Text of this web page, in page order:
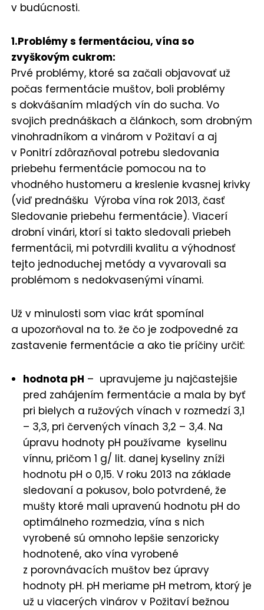
v budúcnosti.
1.Problémy s fermentáciou, vína so
zvyškovým cukrom:
Prvé problémy, ktoré sa začali objavovať už
počas fermentácie muštov, boli problémy
s dokvášaním mladých vín do sucha. Vo
svojich prednáškach a článkoch, som drobným
vinohradníkom a vinárom v Požitaví a aj
v Ponitrí zdôrazňoval potrebu sledovania
priebehu fermentácie pomocou na to
vhodného hustomeru a kreslenie kvasnej krivky
(viď prednášku Výroba vína rok 2013, časť
Sledovanie priebehu fermentácie). Viacerí
drobní vinári, ktorí si takto sledovali priebeh
fermentácii, mi potvrdili kvalitu a výhodnosť
tejto jednoduchej metódy a vyvarovali sa
problémom s nedokvasenými vínami.
Už v minulosti som viac krát spomínal
a upozorňoval na to. že čo je zodpovedné za
zastavenie fermentácie a ako tie príčiny určiť:
hodnota pH – upravujeme ju najčastejšie
pred zahájením fermentácie a mala by byť
pri bielych a ružových vínach v rozmedzí 3,1
– 3,3, pri červených vínach 3,2 – 3,4. Na
úpravu hodnoty pH používame kyselinu
vínnu, pričom 1 g/ lit. danej kyseliny zníži
hodnotu pH o 0,15. V roku 2013 na základe
sledovaní a pokusov, bolo potvrdené, že
mušty ktoré mali upravenú hodnotu pH do
optimálneho rozmedzia, vína s nich
vyrobené sú omnoho lepšie senzoricky
hodnotené, ako vína vyrobené
z porovnávacích muštov bez úpravy
hodnoty pH. pH meriame pH metrom, ktorý je
už u viacerých vinárov v Požitaví bežnou